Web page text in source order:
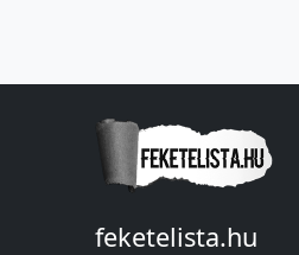
feketelista.hu